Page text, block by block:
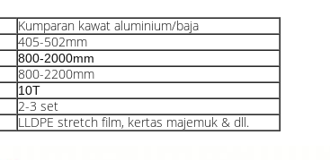
Kumparan kawat aluminium/baja
405-502mm
800-2000mm
800-2200mm
10T
2-3 set
LLDPE stretch film, kertas majemuk & dll.